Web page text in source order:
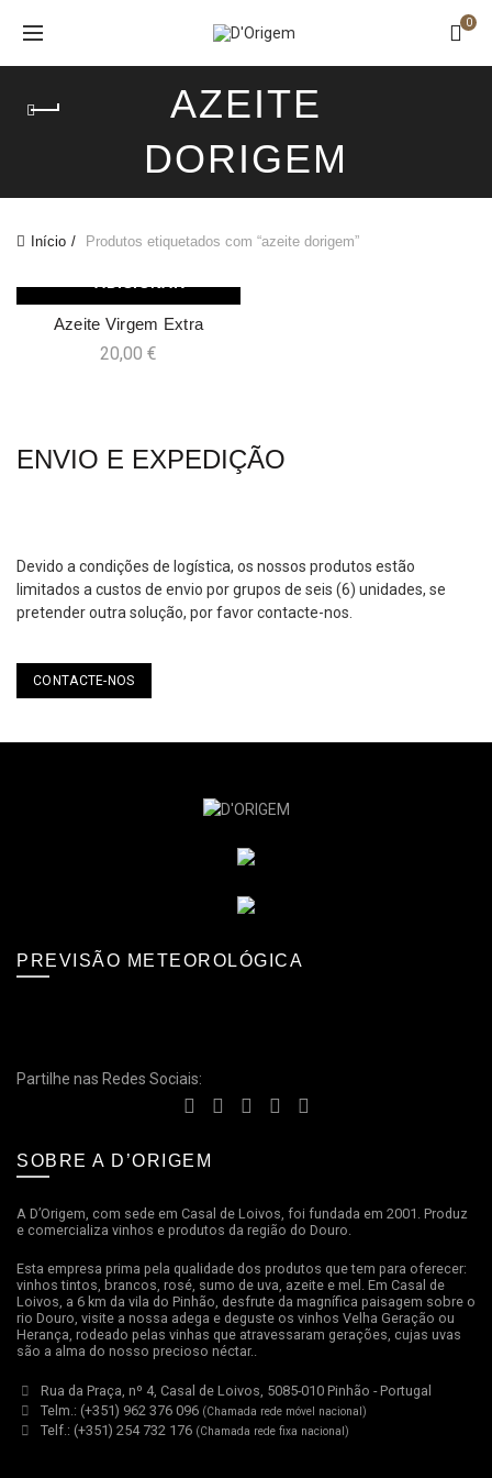
0
AZEITE
DORIGEM
Início Produtos etiquetados com “azeite dorigem”
Azeite Virgem Extra
20,00 €
ENVIO E EXPEDIÇÃO
Devido a condições de logística, os nossos produtos estão
limitados a custos de envio por grupos de seis (6) unidades, se
pretender outra solução, por favor contacte-nos.
CONTACTE-NOS
PREVISÃO METEOROLÓGICA
Partilhe nas Redes Sociais:
SOBRE A D’ORIGEM
A D’Origem, com sede em Casal de Loivos, foi fundada em 2001. Produz
e comercializa vinhos e produtos da região do Douro.
Esta empresa prima pela qualidade dos produtos que tem para oferecer:
vinhos tintos, brancos, rosé, sumo de uva, azeite e mel. Em Casal de
Loivos, a 6 km da vila do Pinhão, desfrute da magnífica paisagem sobre o
rio Douro, visite a nossa adega e deguste os vinhos Velha Geração ou
Herança, rodeado pelas vinhas que atravessaram gerações, cujas uvas
são a alma do nosso precioso néctar..
Rua da Praça, nº 4, Casal de Loivos, 5085-010 Pinhão - Portugal
Telm.: (+351) 962 376 096 (Chamada rede móvel nacional)
Telf.: (+351) 254 732 176 (Chamada rede fixa nacional)